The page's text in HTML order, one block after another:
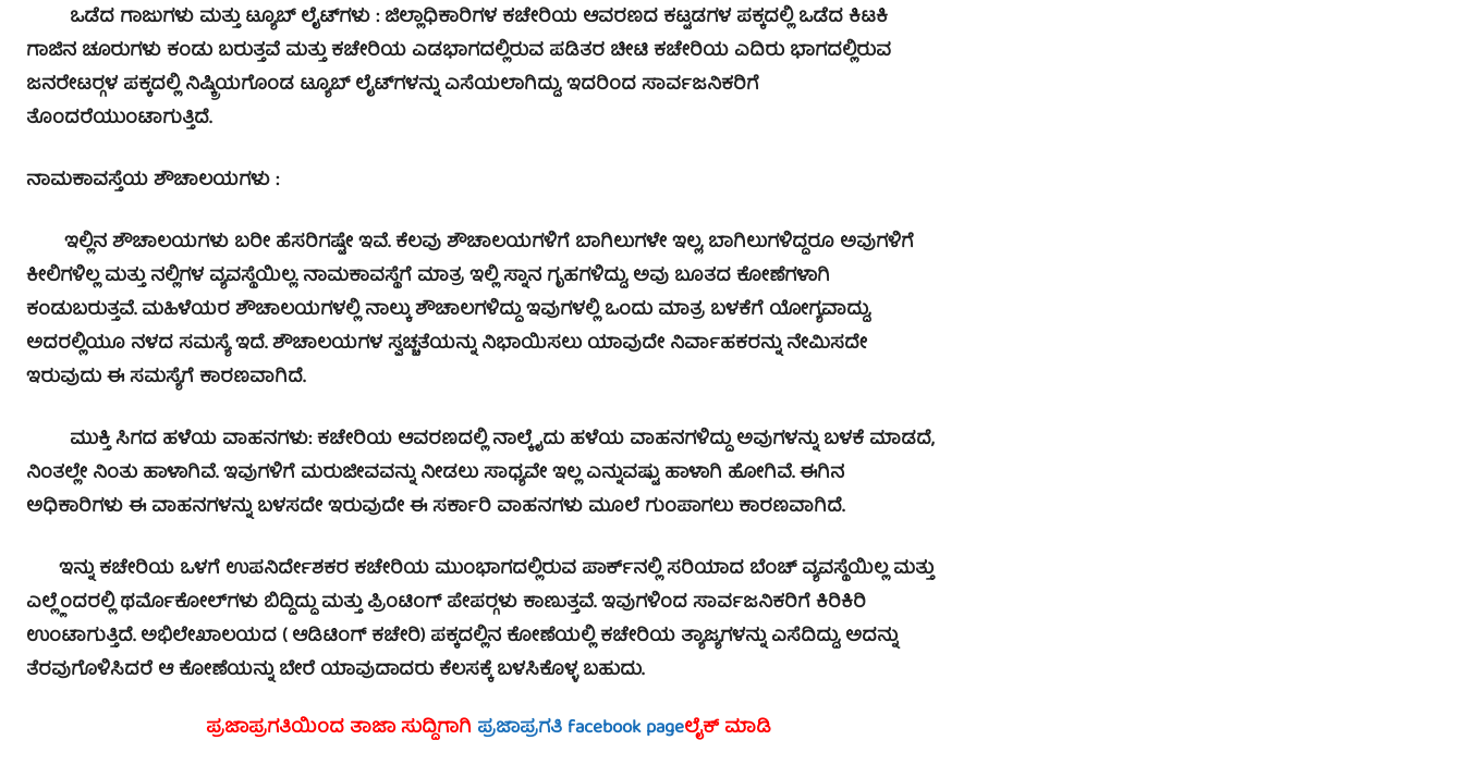
ಒಡೆದ ಗಾಜುಗಳು ಮತ್ತು ಟ್ಯೂಬ್ ಲೈಟ್‍ಗಳು : ಜಿಲ್ಲಾಧಿಕಾರಿಗಳ ಕಚೇರಿಯ ಆವರಣದ ಕಟ್ಟಡಗಳ ಪಕ್ಕದಲ್ಲಿ ಒಡೆದ ಕಿಟಕಿ
ಗಾಜಿನ ಚೂರುಗಳು ಕಂಡು ಬರುತ್ತವೆ ಮತ್ತು ಕಚೇರಿಯ ಎಡಭಾಗದಲ್ಲಿರುವ ಪಡಿತರ ಚೀಟಿ ಕಚೇರಿಯ ಎದಿರು ಭಾಗದಲ್ಲಿರುವ
ಜನರೇಟರ್‍ಗಳ ಪಕ್ಕದಲ್ಲಿ ನಿಷ್ಕ್ರಿಯಗೊಂಡ ಟ್ಯೂಬ್ ಲೈಟ್‍ಗಳನ್ನು ಎಸೆಯಲಾಗಿದ್ದು, ಇದರಿಂದ ಸಾರ್ವಜನಿಕರಿಗೆ
ತೊಂದರೆಯುಂಟಾಗುತ್ತಿದೆ.
ನಾಮಕಾವಸ್ತೆಯ ಶೌಚಾಲಯಗಳು :
ಇಲ್ಲಿನ ಶೌಚಾಲಯಗಳು ಬರೀ ಹೆಸರಿಗಷ್ಟೇ ಇವೆ. ಕೆಲವು ಶೌಚಾಲಯಗಳಿಗೆ ಬಾಗಿಲುಗಳೇ ಇಲ್ಲ, ಬಾಗಿಲುಗಳಿದ್ದರೂ ಅವುಗಳಿಗೆ
ಕೀಲಿಗಳಿಲ್ಲ ಮತ್ತು ನಲ್ಲಿಗಳ ವ್ಯವಸ್ಥೆಯಿಲ್ಲ. ನಾಮಕಾವಸ್ಥೆಗೆ ಮಾತ್ರ ಇಲ್ಲಿ ಸ್ನಾನ ಗೃಹಗಳಿದ್ದು, ಅವು ಬೂತದ ಕೋಣೆಗಳಾಗಿ
ಕಂಡುಬರುತ್ತವೆ. ಮಹಿಳೆಯರ ಶೌಚಾಲಯಗಳಲ್ಲಿ ನಾಲ್ಕು ಶೌಚಾಲಗಳಿದ್ದು ಇವುಗಳಲ್ಲಿ ಒಂದು ಮಾತ್ರ ಬಳಕೆಗೆ ಯೋಗ್ಯವಾದ್ದು,
ಅದರಲ್ಲಿಯೂ ನಳದ ಸಮಸ್ಯೆ ಇದೆ. ಶೌಚಾಲಯಗಳ ಸ್ವಚ್ಚತೆಯನ್ನು ನಿಭಾಯಿಸಲು ಯಾವುದೇ ನಿರ್ವಾಹಕರನ್ನು ನೇಮಿಸದೇ
ಇರುವುದು ಈ ಸಮಸ್ಯೆಗೆ ಕಾರಣವಾಗಿದೆ.
ಮುಕ್ತಿ ಸಿಗದ ಹಳೆಯ ವಾಹನಗಳು: ಕಚೇರಿಯ ಆವರಣದಲ್ಲಿ ನಾಲ್ಕೈದು ಹಳೆಯ ವಾಹನಗಳಿದ್ದು ಅವುಗಳನ್ನು ಬಳಕೆ ಮಾಡದೆ,
ನಿಂತಲ್ಲೇ ನಿಂತು ಹಾಳಾಗಿವೆ. ಇವುಗಳಿಗೆ ಮರುಜೀವವನ್ನು ನೀಡಲು ಸಾಧ್ಯವೇ ಇಲ್ಲ ಎನ್ನುವಷ್ಟು ಹಾಳಾಗಿ ಹೋಗಿವೆ. ಈಗಿನ
ಅಧಿಕಾರಿಗಳು ಈ ವಾಹನಗಳನ್ನು ಬಳಸದೇ ಇರುವುದೇ ಈ ಸರ್ಕಾರಿ ವಾಹನಗಳು ಮೂಲೆ ಗುಂಪಾಗಲು ಕಾರಣವಾಗಿದೆ.
ಇನ್ನು ಕಚೇರಿಯ ಒಳಗೆ ಉಪನಿರ್ದೇಶಕರ ಕಚೇರಿಯ ಮುಂಭಾಗದಲ್ಲಿರುವ ಪಾರ್ಕ್‍ನಲ್ಲಿ ಸರಿಯಾದ ಬೆಂಚ್ ವ್ಯವಸ್ಥೆಯಿಲ್ಲ ಮತ್ತು
ಎಲ್ಲ್ಲೆಂದರಲ್ಲಿ ಥರ್ಮೊಕೋಲ್‍ಗಳು ಬಿದ್ದಿದ್ದು ಮತ್ತು ಪ್ರಿಂಟಿಂಗ್ ಪೇಪರ್‍ಗಳು ಕಾಣುತ್ತವೆ. ಇವುಗಳಿಂದ ಸಾರ್ವಜನಿಕರಿಗೆ ಕಿರಿಕಿರಿ
ಉಂಟಾಗುತ್ತಿದೆ. ಅಭಿಲೇಖಾಲಯದ ( ಆಡಿಟಿಂಗ್ ಕಚೇರಿ) ಪಕ್ಕದಲ್ಲಿನ ಕೋಣೆಯಲ್ಲಿ ಕಚೇರಿಯ ತ್ಯಾಜ್ಯಗಳನ್ನು ಎಸೆದಿದ್ದು, ಅದನ್ನು
ತೆರವುಗೊಳಿಸಿದರೆ ಆ ಕೋಣೆಯನ್ನು ಬೇರೆ ಯಾವುದಾದರು ಕೆಲಸಕ್ಕೆ ಬಳಸಿಕೊಳ್ಳ ಬಹುದು.
ಪ್ರಜಾಪ್ರಗತಿಯಿಂದ ತಾಜಾ ಸುದ್ದಿಗಾಗಿ ಪ್ರಜಾಪ್ರಗತಿ facebook pageಲೈಕ್ ಮಾಡಿ